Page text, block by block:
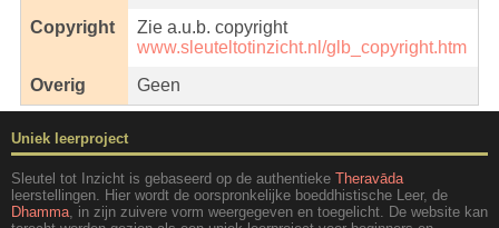
Copyright
Zie a.u.b. copyright
www.sleuteltotinzicht.nl/glb_copyright.htm
Overig
Geen
Uniek leerproject
Sleutel tot Inzicht is gebaseerd op de authentieke Theravāda
leerstellingen. Hier wordt de oorspronkelijke boeddhistische Leer, de
Dhamma, in zijn zuivere vorm weergegeven en toegelicht. De website kan